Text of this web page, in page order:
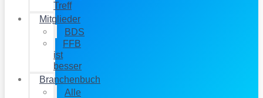
Treff
Mitglieder
BDS
FFB
ist
besser
Branchenbuch
Alle